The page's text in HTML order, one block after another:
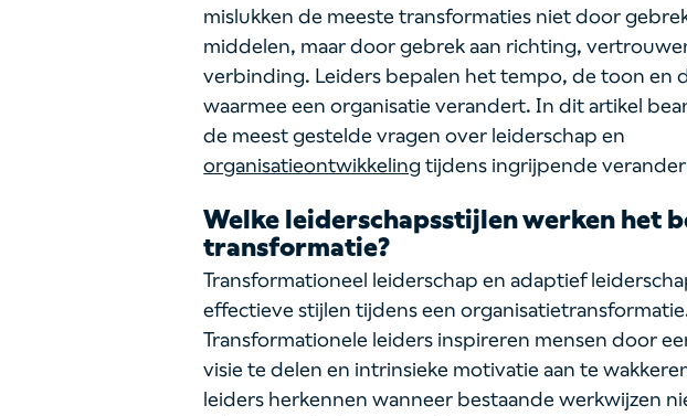
mislukken de meeste transformaties niet door
middelen, maar door gebrek aan richting,
verbinding. Leiders bepalen het tempo, de toon en
waarmee een organisatie verandert. In dit artikel
de meest gestelde vragen over leiderschap en
organisatieontwikkeling tijdens ingrijpende
Welke leiderschapsstijlen werken het
transformatie?
Transformationeel leiderschap en adaptief
effectieve stijlen tijdens een
Transformationele leiders inspireren mensen door
visie te delen en intrinsieke motivatie aan te
leiders herkennen wanneer bestaande werkwijzen